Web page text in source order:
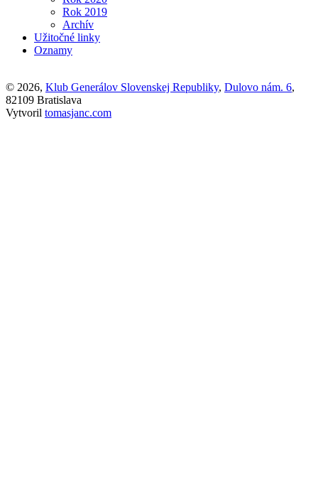
Rok 2019
Archív
Užitočné linky
Oznamy
© 2026, Klub Generálov Slovenskej Republiky, Dulovo nám. 6,
82109 Bratislava
Vytvoril tomasjanc.com